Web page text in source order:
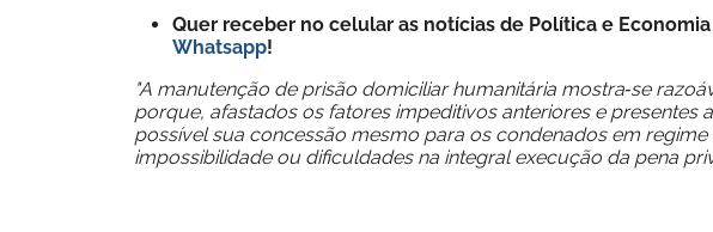
Quer receber no celular as notícias de Política e
Whatsapp!
"A manutenção de prisão domiciliar humanitária mostra‑se
porque, afastados os fatores impeditivos anteriores e presentes
possível sua concessão mesmo para os condenados em
impossibilidade ou dificuldades na integral execução da pena